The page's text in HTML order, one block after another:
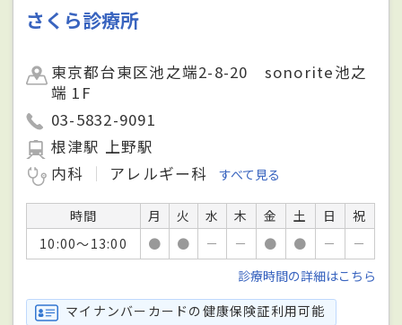
さくら診療所
東京都台東区池之端2-8-20 sonorite池之
端 1F
03-5832-9091
根津駅 上野駅
内科
アレルギー科 すべて見る
時間 月 火 水 木 金 土 日
祝
10:00～13:00
● ● － － ● ● －
－
診療時間の詳細はこちら
マイナンバーカードの健康保険証利用可能